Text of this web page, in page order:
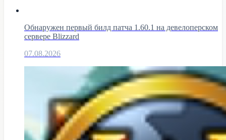
Обнаружен первый билд патча 1.60.1 на девелоперском
сервере Blizzard
07.08.2026